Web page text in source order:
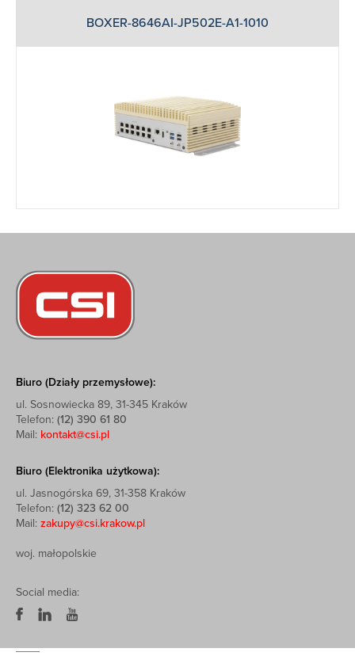
BOXER-8646AI-JP502E-A1-1010
Biuro (Działy przemysłowe):
ul. Sosnowiecka 89, 31-345 Kraków
Telefon: (12) 390 61 80
Mail: kontakt@csi.pl
Biuro (Elektronika użytkowa):
ul. Jasnogórska 69, 31-358 Kraków
Telefon: (12) 323 62 00
Mail: zakupy@csi.krakow.pl
woj. małopolskie
Social media: